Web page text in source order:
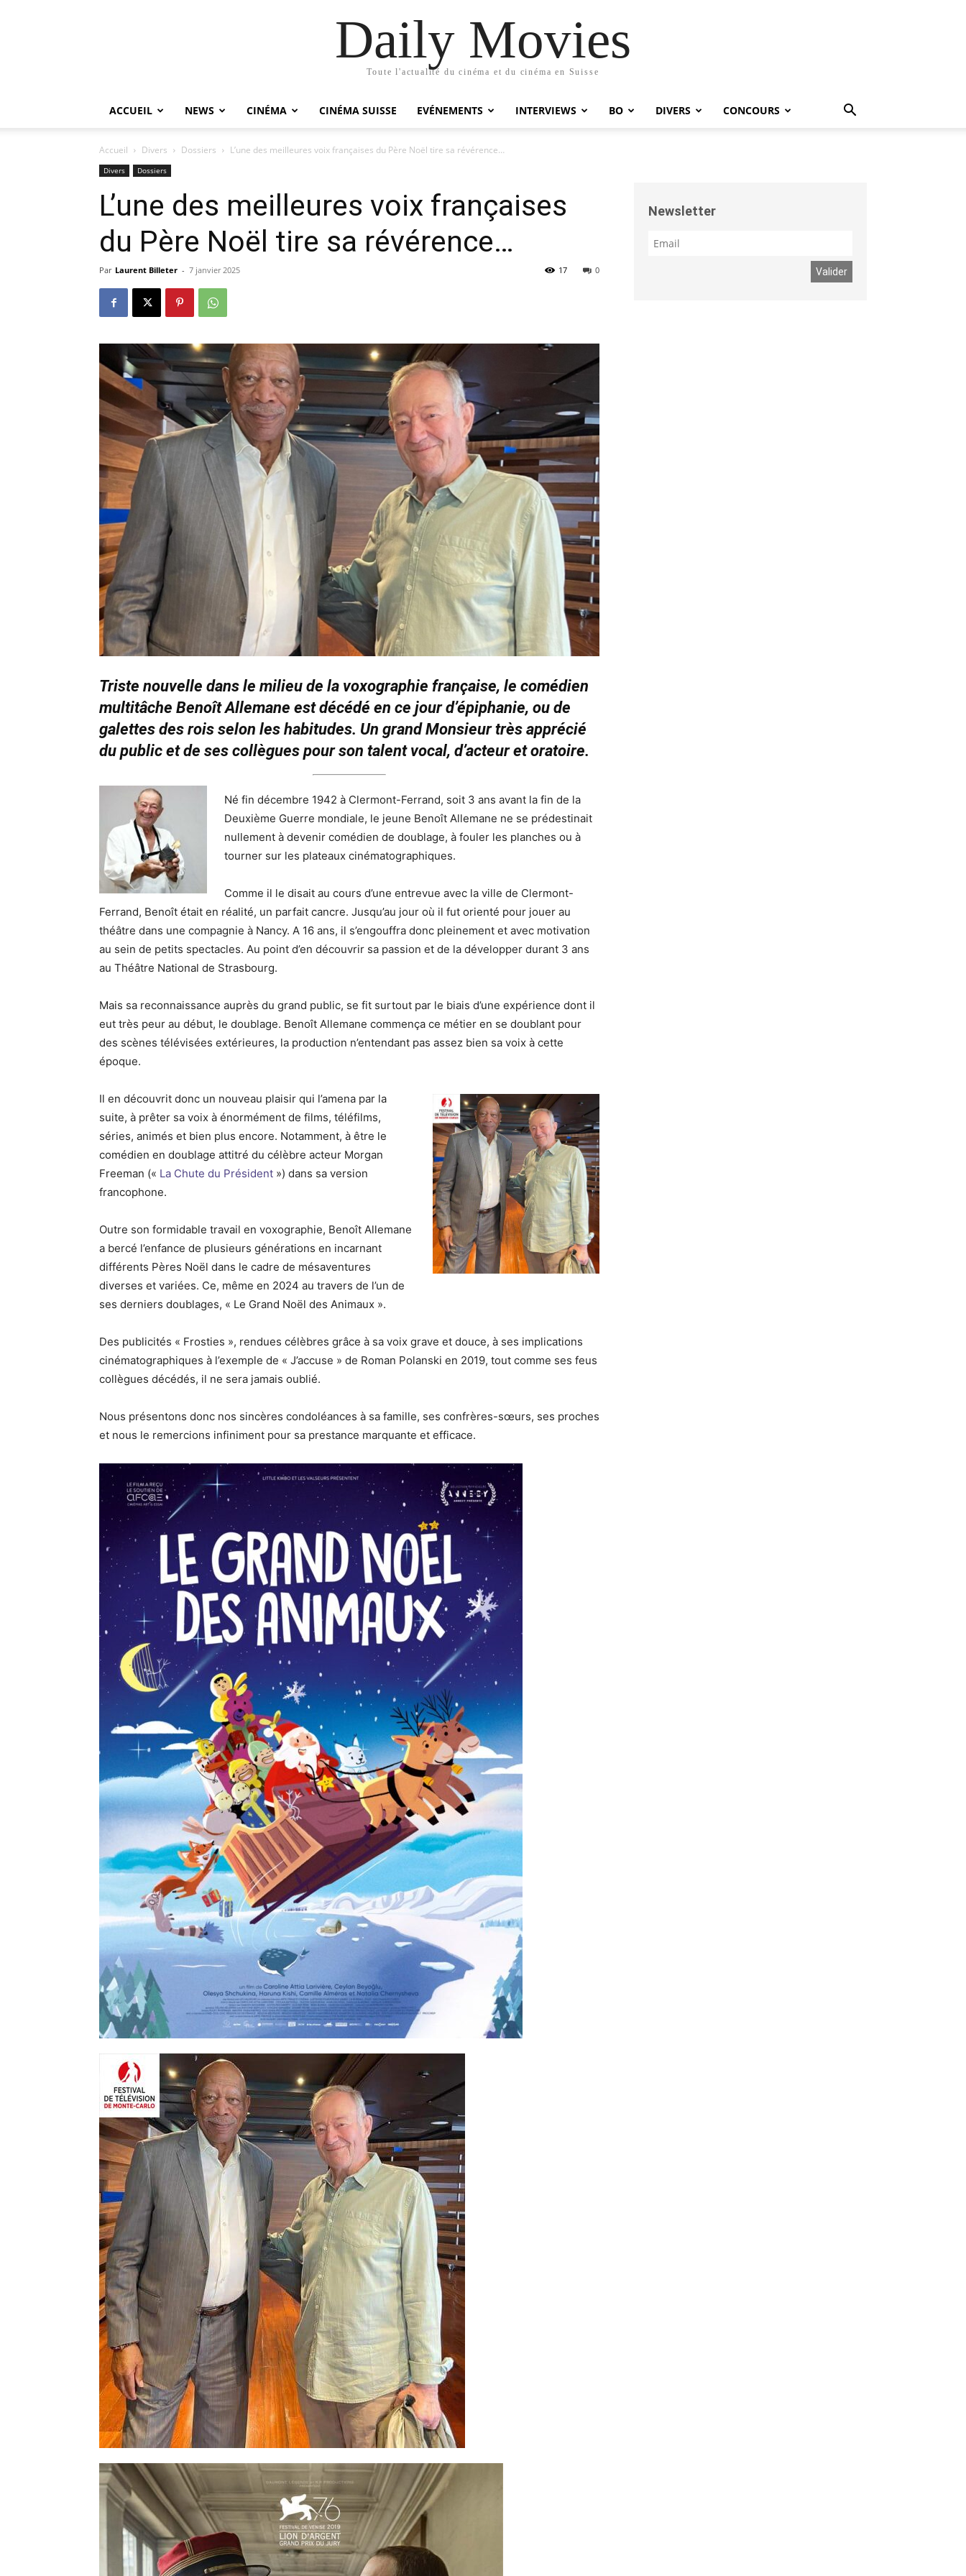
Daily Movies
Toute l'actualité du cinéma et du cinéma en Suisse
ACCUEIL NEWS CINÉMA CINÉMA SUISSE EVÉNEMENTS INTERVIEWS BO DIVERS CONCOURS
Accueil Divers Dossiers L’une des meilleures voix françaises du Père Noël tire sa révérence…
Divers Dossiers
L’une des meilleures voix françaises
du Père Noël tire sa révérence…
Par Laurent Billeter - 7 janvier 2025 0
17
Triste nouvelle dans le milieu de la voxographie française, le comédien
multitâche Benoît Allemane est décédé en ce jour d’épiphanie, ou de
galettes des rois selon les habitudes. Un grand Monsieur très apprécié
du public et de ses collègues pour son talent vocal, d’acteur et oratoire.
Né fin décembre 1942 à Clermont-Ferrand, soit 3 ans avant la fin de la
Deuxième Guerre mondiale, le jeune Benoît Allemane ne se prédestinait
nullement à devenir comédien de doublage, à fouler les planches ou à
tourner sur les plateaux cinématographiques.
Comme il le disait au cours d’une entrevue avec la ville de Clermont-
Ferrand, Benoît était en réalité, un parfait cancre. Jusqu’au jour où il fut orienté pour jouer au
théâtre dans une compagnie à Nancy. A 16 ans, il s’engouffra donc pleinement et avec motivation
au sein de petits spectacles. Au point d’en découvrir sa passion et de la développer durant 3 ans
au Théâtre National de Strasbourg.
Mais sa reconnaissance auprès du grand public, se fit surtout par le biais d’une expérience dont il
eut très peur au début, le doublage. Benoît Allemane commença ce métier en se doublant pour
des scènes télévisées extérieures, la production n’entendant pas assez bien sa voix à cette
époque.
Il en découvrit donc un nouveau plaisir qui l’amena par la
suite, à prêter sa voix à énormément de films, téléfilms,
séries, animés et bien plus encore. Notamment, à être le
comédien en doublage attitré du célèbre acteur Morgan
Freeman (« La Chute du Président ») dans sa version
francophone.
Outre son formidable travail en voxographie, Benoît Allemane
a bercé l’enfance de plusieurs générations en incarnant
différents Pères Noël dans le cadre de mésaventures
diverses et variées. Ce, même en 2024 au travers de l’un de
ses derniers doublages, « Le Grand Noël des Animaux ».
Des publicités « Frosties », rendues célèbres grâce à sa voix grave et douce, à ses implications
cinématographiques à l’exemple de « J’accuse » de Roman Polanski en 2019, tout comme ses feus
collègues décédés, il ne sera jamais oublié.
Nous présentons donc nos sincères condoléances à sa famille, ses confrères-sœurs, ses proches
et nous le remercions infiniment pour sa prestance marquante et efficace.
Newsletter